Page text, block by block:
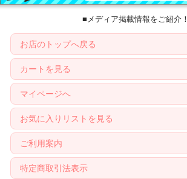
■メディア掲載情報をご紹介！
お店のトップへ戻る
カートを見る
マイページへ
お気に入りリストを見る
ご利用案内
特定商取引法表示